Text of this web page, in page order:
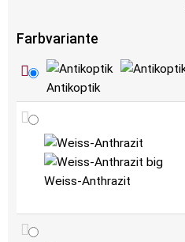
Farbvariante
Antikoptik
Weiss-Anthrazit